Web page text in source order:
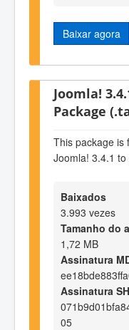
Baixar agora
Joomla!
Package
This package is
Joomla! 3.4.1 to
Baixados
3.993 vezes
Tamanho do
1,72 MB
Assinatura
Assinatura
05